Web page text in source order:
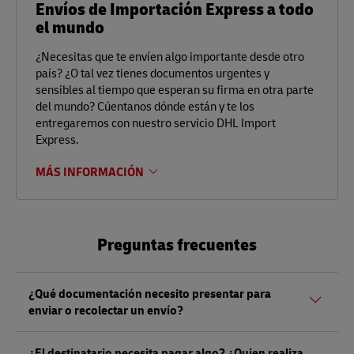
Envíos de Importación Express a todo
el mundo
¿Necesitas que te envíen algo importante desde otro
país? ¿O tal vez tienes documentos urgentes y
sensibles al tiempo que esperan su firma en otra parte
del mundo? Cúentanos dónde están y te los
entregaremos con nuestro servicio DHL Import
Express.
MÁS INFORMACIÓN
Preguntas frecuentes
¿Qué documentación necesito presentar para
enviar o recolectar un envío?